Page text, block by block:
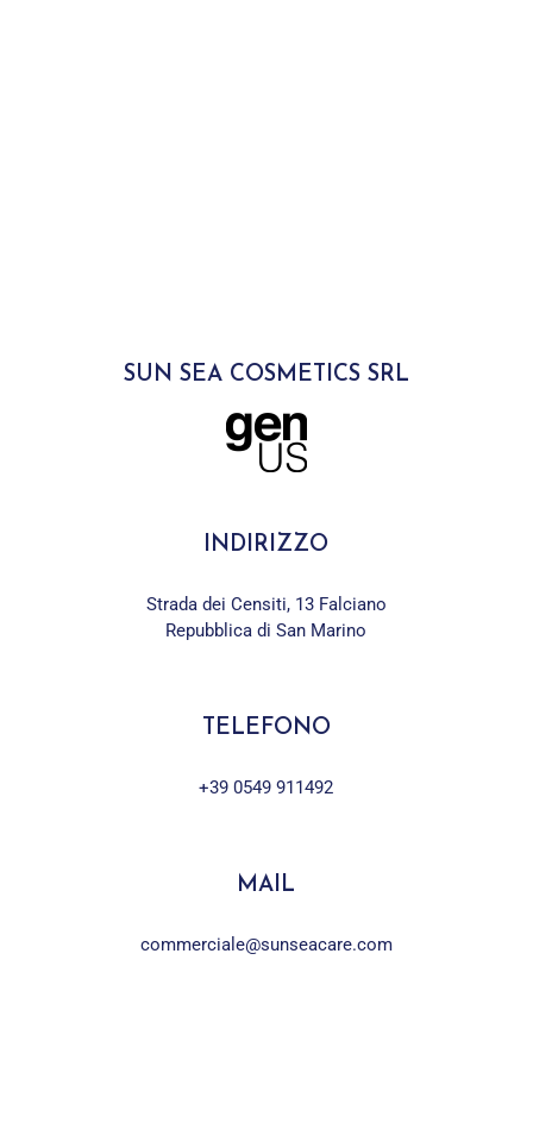
SUN SEA COSMETICS SRL
INDIRIZZO
Strada dei Censiti, 13 Falciano
Repubblica di San Marino
TELEFONO
+39 0549 911492
MAIL
commerciale@sunseacare.com